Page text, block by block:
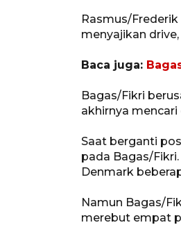
Rasmus/
menyajikan
Baca juga:
Bagas/Fikri
akhirnya
Saat berganti
pada Bagas/
Denmark
Namun Bagas/
merebut empat